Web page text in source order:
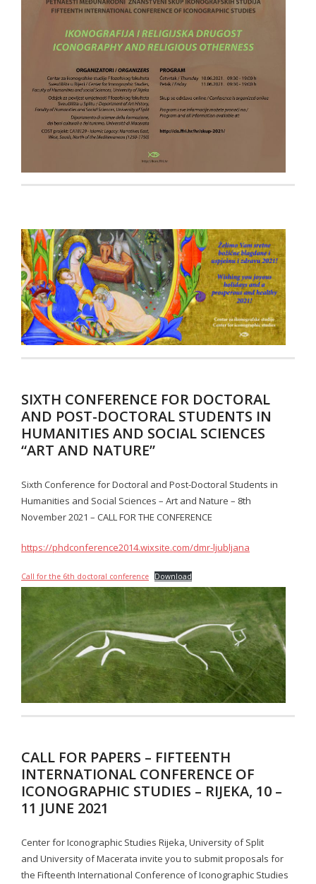
- - Abstracts IKON 8
- IKON 9/2016
- - Cover IKON 9
- - Impressum IKON 9
- - Contents IKON 9
- IKON 10/2017
- - Cover IKON 10
- - Impressum IKON 10
- - Contents IKON 10
- - Cover IKON 11
- - Impressum IKON 11
- - Abstracts IKON 11
- - Impressum IKON 12
- - Contents IKON 12
- - Abstracts IKON 12
- IKON 13/2020
- - Cover IKON 13
- - Contents IKON 13
- - Abstracts IKON 13
- - Cover IKON 14
SIXTH CONFERENCE FOR DOCTORAL
AND POST-DOCTORAL STUDENTS IN
HUMANITIES AND SOCIAL SCIENCES
“ART AND NATURE”
Sixth Conference for Doctoral and Post-Doctoral Students in
Humanities and Social Sciences – Art and Nature – 8th
November 2021 – CALL FOR THE CONFERENCE
https://phdconference2014.wixsite.com/dmr-ljubljana
Call for the 6th doctoral conference Download
CALL FOR PAPERS – FIFTEENTH
INTERNATIONAL CONFERENCE OF
ICONOGRAPHIC STUDIES – RIJEKA, 10 –
11 JUNE 2021
Center for Iconographic Studies Rijeka, University of Split
and University of Macerata invite you to submit proposals for
the Fifteenth International Conference of Iconographic Studies